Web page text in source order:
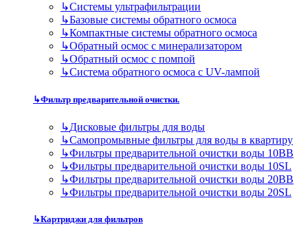
↳Cистемы ультрафильтрации
↳Базовые системы обратного осмоса
↳Компактные системы обратного осмоса
↳Обратный осмос с минерализатором
↳Обратный осмос с помпой
↳Система обратного осмоса с UV-лампой
↳Фильтр предварительной очистки.
↳Дисковые фильтры для воды
↳Самопромывные фильтры для воды в квартиру
↳Фильтры предварительной очистки воды 10BB
↳Фильтры предварительной очистки воды 10SL
↳Фильтры предварительной очистки воды 20BB
↳Фильтры предварительной очистки воды 20SL
↳Картриджи для фильтров